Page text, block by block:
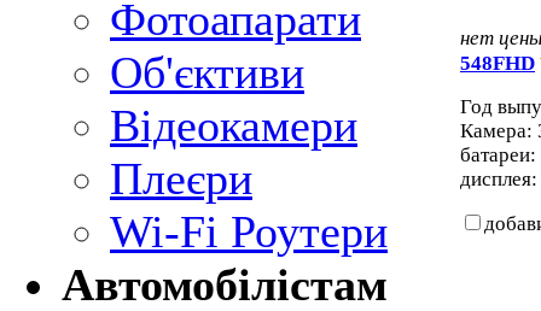
Фотоапарати
Об'єктиви
Відеокамери
Плеєри
Wi-Fi Роутери
Автомобілістам
нет
548FHD
Год
Камера: